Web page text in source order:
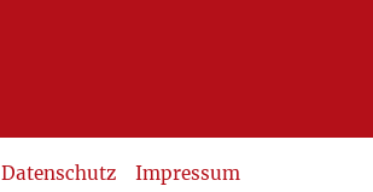
Datenschutz Impressum